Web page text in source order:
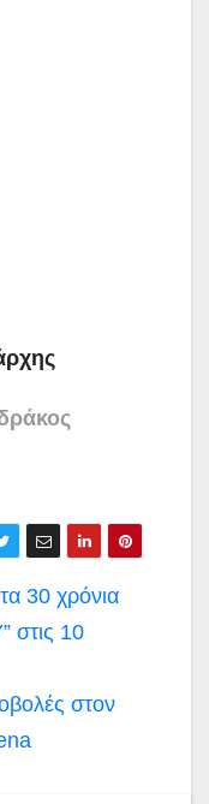
30 χρόνια
10
στον